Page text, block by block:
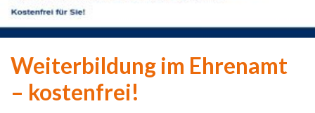
Weiterbildung im Ehrenamt
– kostenfrei!